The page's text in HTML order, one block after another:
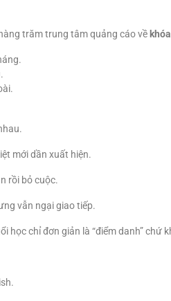
trăm trung tâm quảng cáo về
mới dần xuất hiện.
rồi bỏ cuộc.
vẫn ngại giao tiếp.
học chỉ đơn giản là “điểm danh” chứ